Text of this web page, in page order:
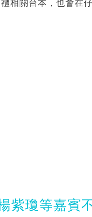
相關台本，也會在
紫瓊等嘉賓